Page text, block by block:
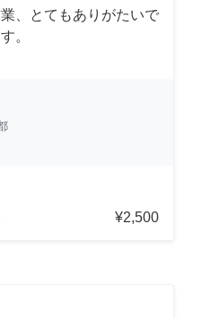
、とてもありがたいで
。
¥2,500